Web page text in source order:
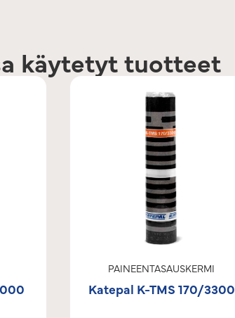
käytetyt tuotteet
PAINEENTASAUSKERMI
Katepal K-TMS 170/3300